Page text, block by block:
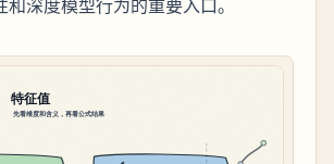
深度模型行为的重要入口。